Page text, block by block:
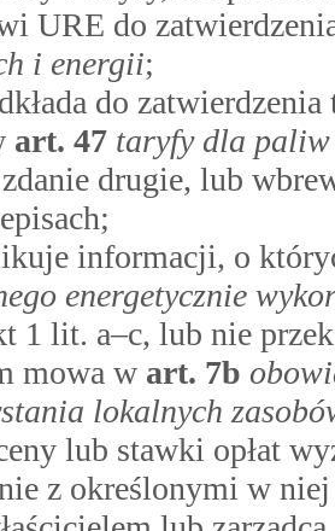
URE do
i energii;
do
art. 47 taryfy dla
drugie, lub
informacji, o
energetycznie
1 lit. a–c, lub nie
mowa w art. 7b
lokalnych
lub stawki opłat
z określonymi w